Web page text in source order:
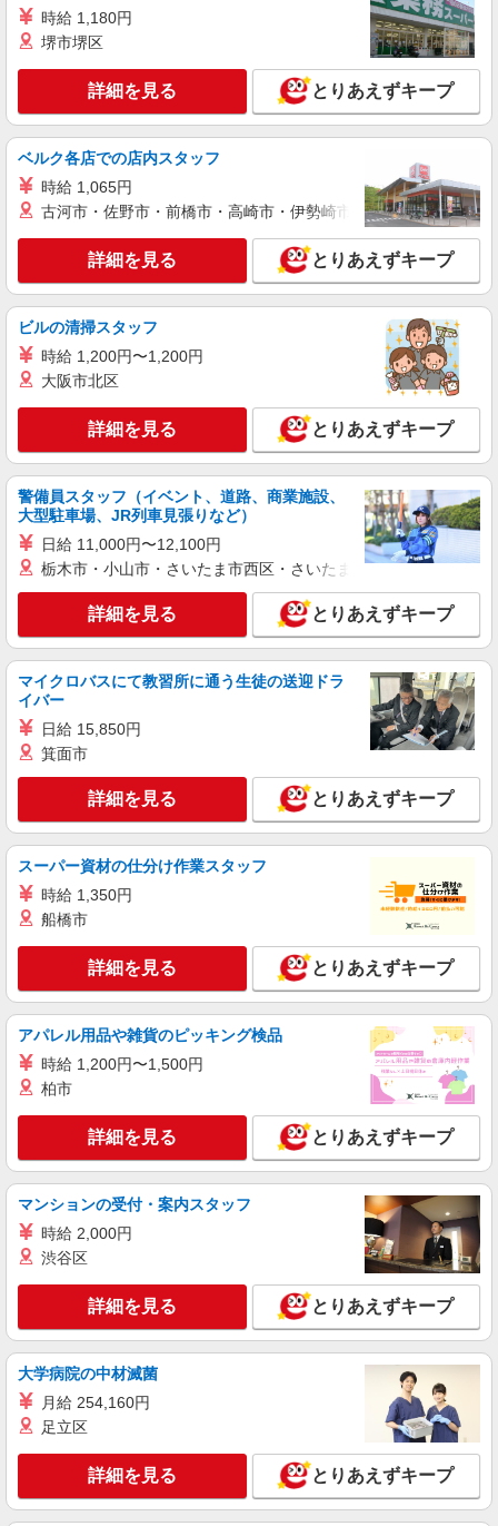
時給 1,180円
堺市堺区
詳細を見る とりあえずキープ
ベルク各店での店内スタッフ
時給 1,065円
古河市・佐野市・前橋市・高崎市・伊勢崎市・太田市・館林市
詳細を見る とりあえずキープ
ビルの清掃スタッフ
時給 1,200円〜1,200円
大阪市北区
詳細を見る とりあえずキープ
警備員スタッフ（イベント、道路、商業施設、
大型駐車場、JR列車見張りなど）
日給 11,000円〜12,100円
栃木市・小山市・さいたま市西区・さいたま市岩槻区・久喜市・
詳細を見る とりあえずキープ
マイクロバスにて教習所に通う生徒の送迎ドラ
イバー
日給 15,850円
箕面市
詳細を見る とりあえずキープ
スーパー資材の仕分け作業スタッフ
時給 1,350円
船橋市
詳細を見る とりあえずキープ
アパレル用品や雑貨のピッキング検品
時給 1,200円〜1,500円
柏市
詳細を見る とりあえずキープ
マンションの受付・案内スタッフ
時給 2,000円
渋谷区
詳細を見る とりあえずキープ
大学病院の中材滅菌
月給 254,160円
足立区
詳細を見る とりあえずキープ